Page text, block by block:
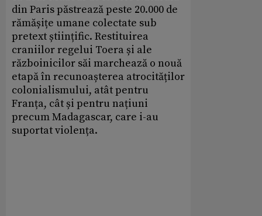
din Paris păstrează peste 20.000 de
rămășițe umane colectate sub
pretext științific. Restituirea
craniilor regelui Toera și ale
războinicilor săi marchează o nouă
etapă în recunoașterea atrocităților
colonialismului, atât pentru
Franța, cât și pentru națiuni
precum Madagascar, care i-au
suportat violența.